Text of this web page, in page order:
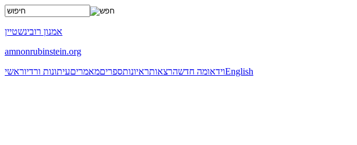
אמנון רובינשטיין
amnonrubinstein.org
x
ראשיעיתונות ורדיומאמריםספריםראיונותהרצאותמה חדשוידאוEnglish